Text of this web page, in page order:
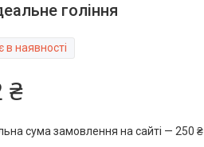
гоління
в наявності
₴
сума замовлення на сайті — 250 ₴